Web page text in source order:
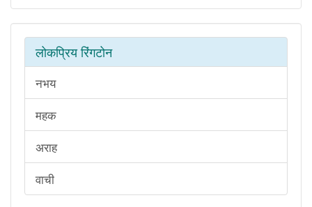
लोकप्रिय रिंगटोन
नभय
महक
अराह
वाची